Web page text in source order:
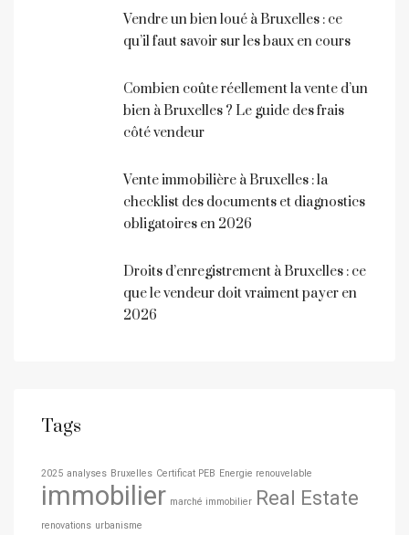
Vendre un bien loué à Bruxelles : ce
qu’il faut savoir sur les baux en cours
Combien coûte réellement la vente d’un
bien à Bruxelles ? Le guide des frais
côté vendeur
Vente immobilière à Bruxelles : la
checklist des documents et diagnostics
obligatoires en 2026
Droits d’enregistrement à Bruxelles : ce
que le vendeur doit vraiment payer en
2026
Tags
2025 analyses Bruxelles Certificat PEB Energie renouvelable
immobilier marché immobilier Real Estate
renovations urbanisme